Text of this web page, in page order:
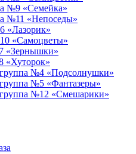
№9 «Семейка»
№11 «Непоседы»
«Лазорик»
«Самоцветы»
«Зернышки»
«Хуторок»
группа №4 «Подсолнушки»
№5 «Фантазеры»
группа №12 «Смешарики»